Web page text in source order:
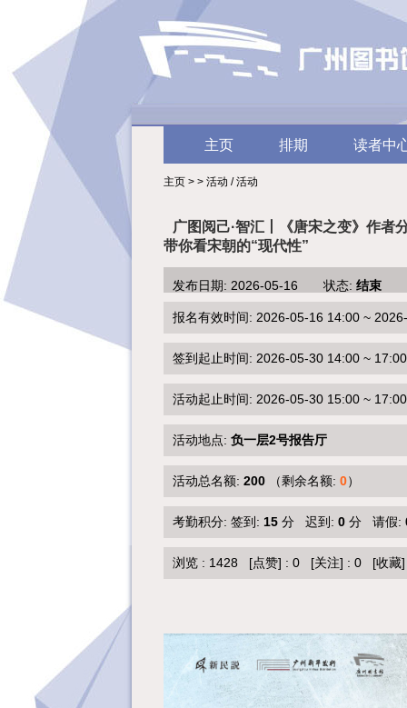
主页 排期 读者中
主页 > > 活动 / 活动
广图阅己·智汇丨《唐宋之变》作者
带你看宋朝的“现代性”
发布日期: 2026-05-16 状态: 结束
报名有效时间: 2026-05-16 14:00 ~
签到起止时间: 2026-05-30 14:00 ~ 17:00
活动起止时间: 2026-05-30 15:00 ~ 17:00
活动地点: 负一层2号报告厅
活动总名额: 200 （剩余名额: 0）
考勤积分: 签到: 15 分 迟到: 0 分 请假:
浏览 : 1428 [点赞] : 0 [关注] : 0 [收藏]